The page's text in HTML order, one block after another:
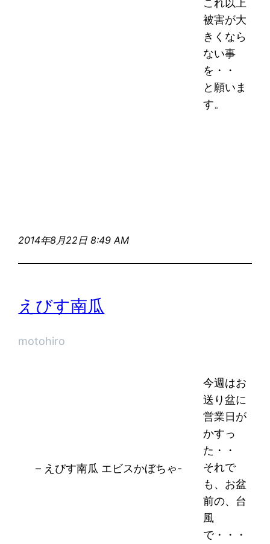
これ以上
被害が大
きくなら
ない事
を・・
と願いま
す。
2014年8月22日 8:49 AM
えびす南瓜
motohiro
– えびす南瓜 エビスかぼちゃ-
今週はお
送り盆に
営業日が
かすっ
た・・
それで
も、お盆
前の、台
風
で・・・